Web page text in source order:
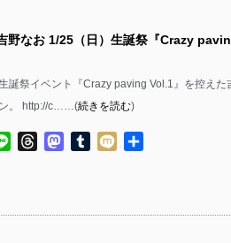
吉野なお 1/25（日）生誕祭『Crazy
誕祭イベント『Crazy paving Vol.1』を控え
。 http://c……(続きを読む)
Line ThreadsMastodon
TumblrMixi